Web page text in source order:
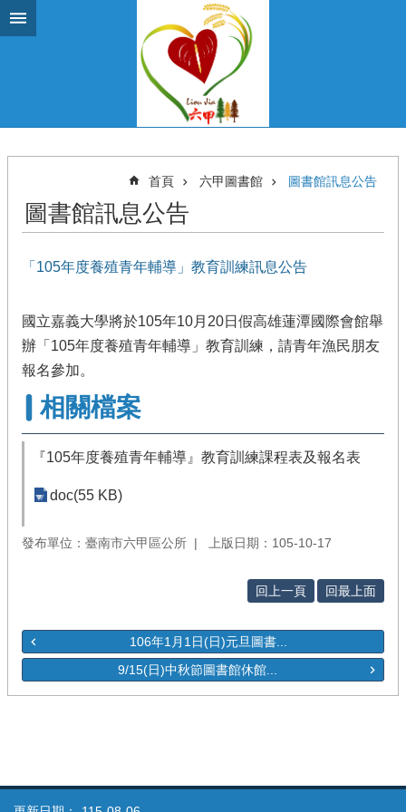
跳到主要內容區塊
首頁 六甲圖書館 圖書館訊息公告
圖書館訊息公告
「105年度養殖青年輔導」教育訓練訊息公告
國立嘉義大學將於105年10月20日假高雄蓮潭國際會館舉
辦「105年度養殖青年輔導」教育訓練，請青年漁民朋友
報名參加。
相關檔案
『105年度養殖青年輔導』教育訓練課程表及報名表
doc(55 KB)
發布單位：臺南市六甲區公所 上版日期：105-10-17
回上一頁 回最上面
106年1月1日(日)元旦圖書...
9/15(日)中秋節圖書館休館...